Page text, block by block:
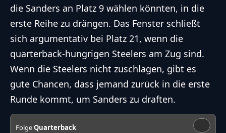
die Sanders an Platz 9 wählen könnten, in die
erste Reihe zu drängen. Das Fenster schließt
sich argumentativ bei Platz 21, wenn die
quarterback-hungrigen Steelers am Zug sind.
Wenn die Steelers nicht zuschlagen, gibt es
gute Chancen, dass jemand zurück in die erste
Runde kommt, um Sanders zu draften.
FolgeQuarterback